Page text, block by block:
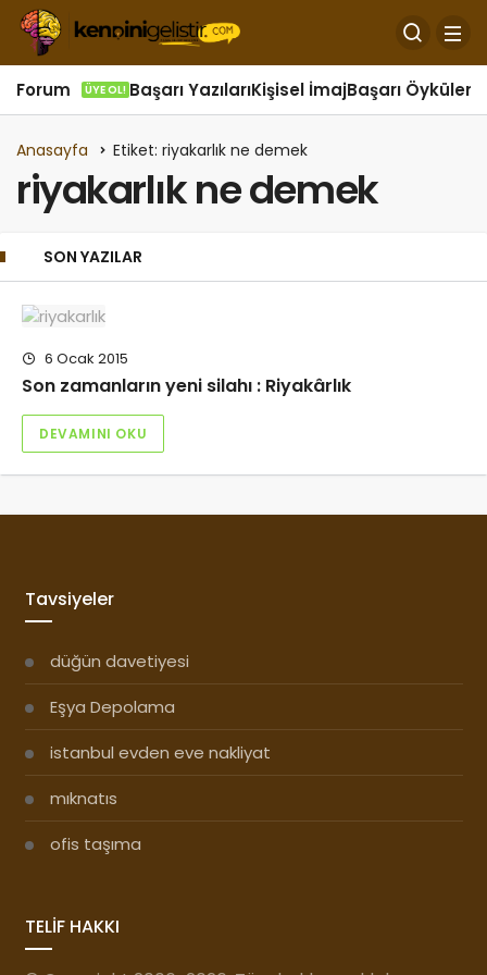
Forum ÜYE OL! Başarı YazılarıKişisel İmajBaşarı Öyküleri
Anasayfa Etiket: riyakarlık ne demek
riyakarlık ne demek
SON YAZILAR
6 Ocak 2015
Son zamanların yeni silahı : Riyakârlık
DEVAMINI OKU
Tavsiyeler
düğün davetiyesi
Eşya Depolama
istanbul evden eve nakliyat
mıknatıs
ofis taşıma
TELİF HAKKI